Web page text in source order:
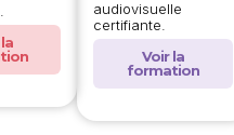
audiovisuelle
certifiante.
Voir la
formation